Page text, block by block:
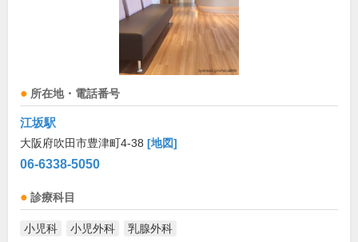
所在地・電話番号
江坂駅
大阪府吹田市豊津町4-38 [地図]
06-6338-5050
診療科目
小児科 小児外科 乳腺外科